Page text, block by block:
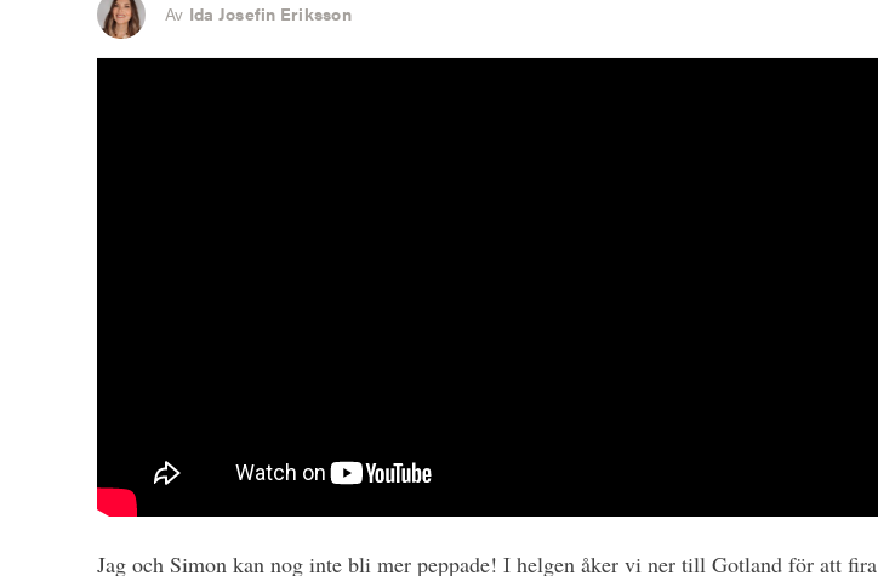
Av Ida Josefin Eriksson
Jag och Simon kan nog inte bli mer peppade! I helgen åker vi ner till Gotland för att fira